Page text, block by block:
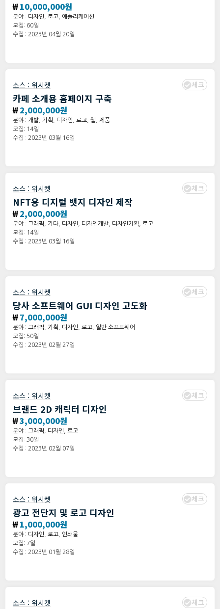
₩10,000,000원
분야 : 디자인 로고
애플리케이션
모집: 60일
수집 : 2023년 04월 20일
소스 : 위시켓 체크
카페 소개용 홈페이지 구축
₩2,000,000원
분야 : 개발 기획 디자인 로고 웹
제품
모집: 14일
수집 : 2023년 03월 16일
소스 : 위시켓 체크
NFT용 디지털 뱃지 디자인 제작
₩2,000,000원
분야 : 그래픽 기타 디자인 디자인개발 디자인기획
로고
모집: 14일
수집 : 2023년 03월 16일
소스 : 위시켓 체크
당사 소프트웨어 GUI 디자인 고도화
₩7,000,000원
분야 : 그래픽 기획 디자인 로고
일반 소프트웨어
모집: 50일
수집 : 2023년 02월 27일
소스 : 위시켓 체크
브랜드 2D 캐릭터 디자인
₩3,000,000원
분야 : 그래픽 디자인
로고
모집: 30일
수집 : 2023년 02월 07일
소스 : 위시켓 체크
광고 전단지 및 로고 디자인
₩1,000,000원
분야 : 디자인 로고
인쇄물
모집: 7일
수집 : 2023년 01월 28일
소스 : 위시켓 체크